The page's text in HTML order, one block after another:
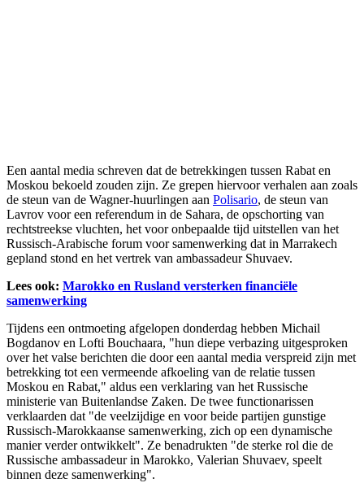
Een aantal media schreven dat de betrekkingen tussen Rabat en
Moskou bekoeld zouden zijn. Ze grepen hiervoor verhalen aan zoals
de steun van de Wagner-huurlingen aan Polisario, de steun van
Lavrov voor een referendum in de Sahara, de opschorting van
rechtstreekse vluchten, het voor onbepaalde tijd uitstellen van het
Russisch-Arabische forum voor samenwerking dat in Marrakech
gepland stond en het vertrek van ambassadeur Shuvaev.
Lees ook: Marokko en Rusland versterken financiële
samenwerking
Tijdens een ontmoeting afgelopen donderdag hebben Michail
Bogdanov en Lofti Bouchaara, "hun diepe verbazing uitgesproken
over het valse berichten die door een aantal media verspreid zijn met
betrekking tot een vermeende afkoeling van de relatie tussen
Moskou en Rabat," aldus een verklaring van het Russische
ministerie van Buitenlandse Zaken. De twee functionarissen
verklaarden dat "de veelzijdige en voor beide partijen gunstige
Russisch-Marokkaanse samenwerking, zich op een dynamische
manier verder ontwikkelt". Ze benadrukten "de sterke rol die de
Russische ambassadeur in Marokko, Valerian Shuvaev, speelt
binnen deze samenwerking".